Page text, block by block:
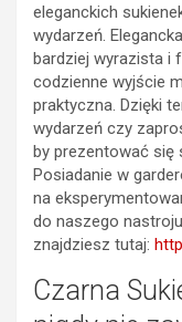
eleganckich
wydarzeń.
bardziej wyrazista i
codzienne wyjście
praktyczna. Dzięki
wydarzeń czy
by prezentować się
Posiadanie w
na
do naszego
znajdziesz tutaj:
Czarna